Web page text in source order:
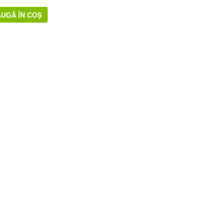
ÎN COȘ